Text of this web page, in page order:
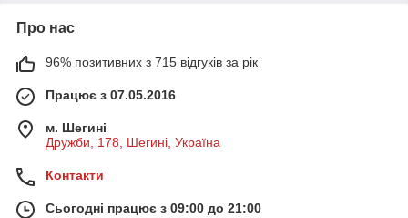
Про нас
96% позитивних з 715 відгуків за рік
Працює з 07.05.2016
м. Шегині
Дружби, 178, Шегині, Україна
Контакти
Сьогодні працює з 09:00 до 21:00